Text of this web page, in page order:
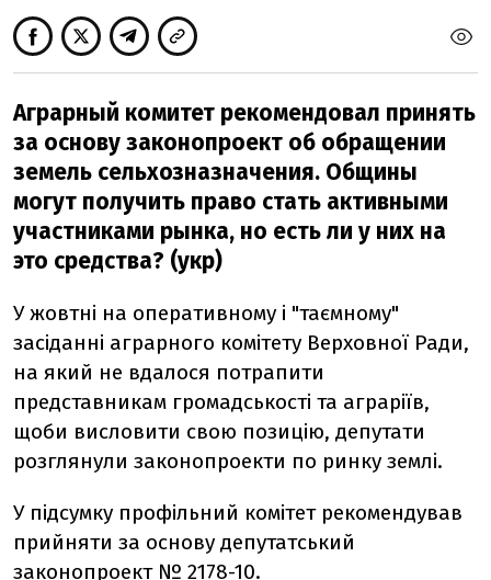
Аграрный комитет рекомендовал принять
за основу законопроект об обращении
земель сельхозназначения. Общины
могут получить право стать активными
участниками рынка, но есть ли у них на
это средства? (укр)
У жовтні на оперативному і "таємному"
засіданні аграрного комітету Верховної Ради,
на який не вдалося потрапити
представникам громадськості та аграріїв,
щоби висловити свою позицію, депутати
розглянули законопроекти по ринку землі.
У підсумку профільний комітет рекомендував
прийняти за основу депутатський
законопроект № 2178-10.